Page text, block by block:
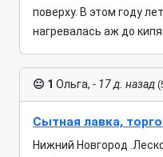
поверху. В этом году
нагревалась аж до
😐 1 Ольга, - 17 д. назад
Сытная лавка,
Нижний Новгород